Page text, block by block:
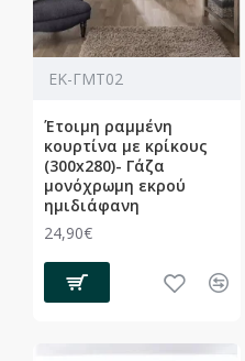
ΕΚ-ΓΜΤ02
Έτοιμη ραμμένη
κουρτίνα με κρίκους
(300x280)- Γάζα
μονόχρωμη εκρού
ημιδιάφανη
24,90€